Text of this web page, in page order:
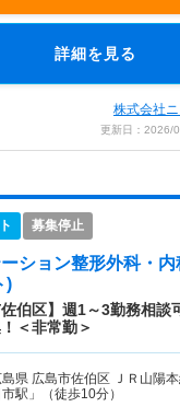
詳細を見る
株式会社
更新日：
募集停止
ション整形外科・内
)
佐伯区】週1～3勤務相
＜非常勤＞
島県 広島市佐伯区 ＪＲ山陽
市駅」（徒歩10分）